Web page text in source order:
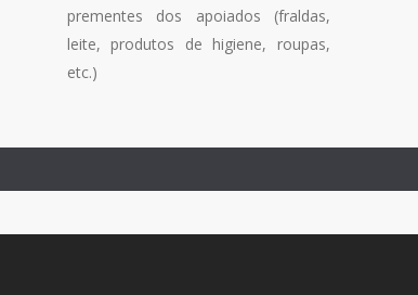
prementes dos apoiados (fraldas,
leite, produtos de higiene, roupas,
etc.)
Amor